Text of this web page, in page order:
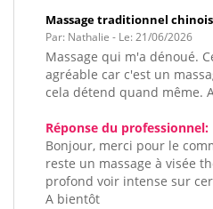
Massage traditionnel chinois
Par: Nathalie - Le: 21/06/2026
Massage qui m'a dénoué.
agréable car c'est un
cela détend quand même.
Réponse du professionnel:
Bonjour, merci pour le
reste un massage à visée
profond voir intense sur
A bientôt